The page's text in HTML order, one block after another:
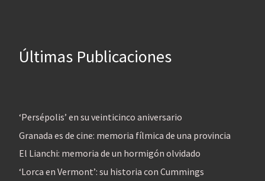
Últimas Publicaciones
‘Persépolis’ en su veinticinco aniversario
Granada es de cine: memoria fílmica de una provincia
El Lianchi: memoria de un hormigón olvidado
‘Lorca en Vermont’: su historia con Cummings